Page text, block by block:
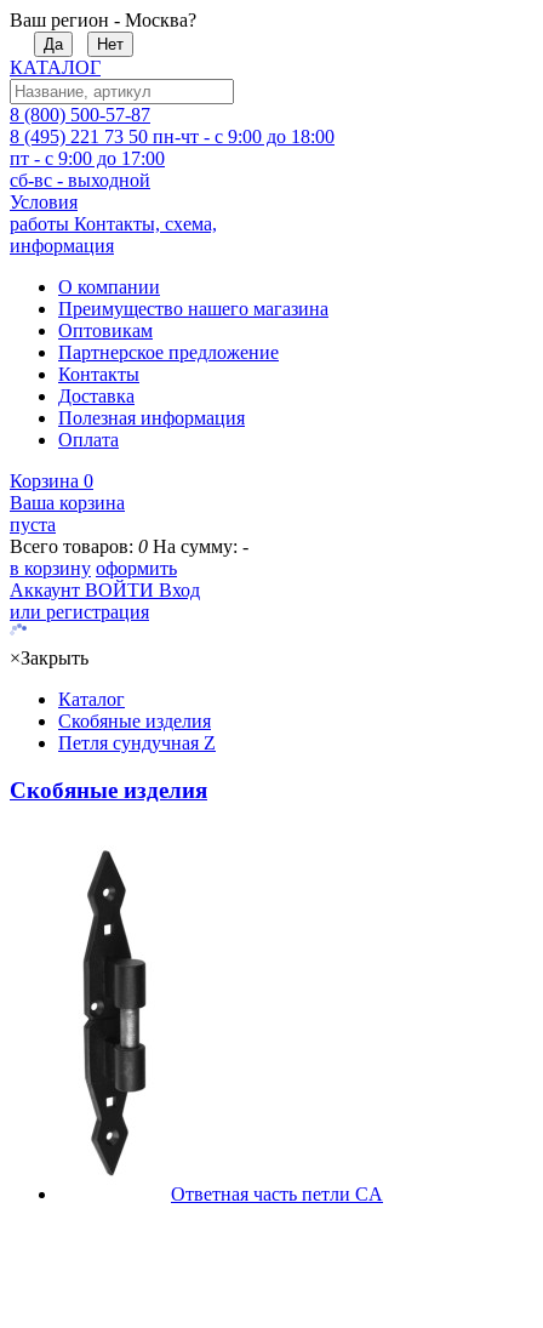
Ваш регион - Москва?
Да Нет
КАТАЛОГ
8 (800) 500-57-87
8 (495) 221 73 50 пн-чт - с 9:00 до 18:00
пт - с 9:00 до 17:00
сб-вс - выходной
Условия
работы Контакты, схема,
информация
О компании
Преимущество нашего магазина
Оптовикам
Партнерское предложение
Контакты
Доставка
Полезная информация
Оплата
Корзина 0
Ваша корзина
пуста
Всего товаров: 0 На сумму: -
в корзину оформить
Аккаунт ВОЙТИ Вход
или регистрация
×Закрыть
Каталог
Скобяные изделия
Петля сундучная Z
Скобяные изделия
Ответная часть петли CA